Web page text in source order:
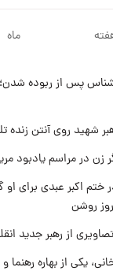
آلزایمر و زوال عقل
۱۴ ساعت پیش
۱۴ ساعت پیش
مرداد ۱۴۰۵ +جدول
۱۵ ساعت پیش
با قدرتمندترین و
شوید+ فیلم
ماه
پس از ربوده شدن؛
شهید روی آنتن زنده
زن در مراسم یادبود
ختم اکبر عبدی برای
روشن
تصاویری از رهبر جدید
یکی از بهاره رهنما و